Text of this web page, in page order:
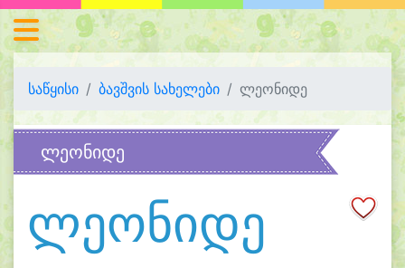
საწყისი ბავშვის სახელები ლეონიდე
ლეონიდე
ლეონიდე